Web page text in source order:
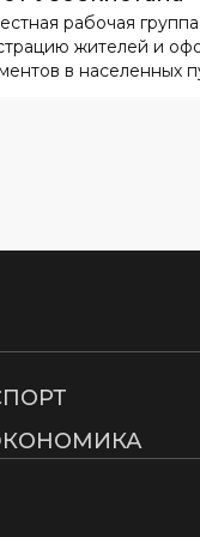
рабочая
жителей и
в населенных